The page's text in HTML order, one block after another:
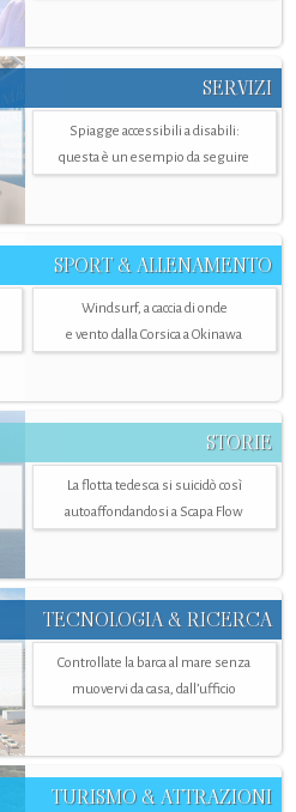
SERVIZI
Spiagge accessibili a disabili:
questa è un esempio da seguire
SPORT & ALLENAMENTO
Windsurf, a caccia di onde
e vento dalla Corsica a Okinawa
STORIE
La flotta tedesca si suicidò così
autoaffondandosi a Scapa Flow
TECNOLOGIA & RICERCA
Controllate la barca al mare senza
muovervi da casa, dall’ufficio
TURISMO & ATTRAZIONI